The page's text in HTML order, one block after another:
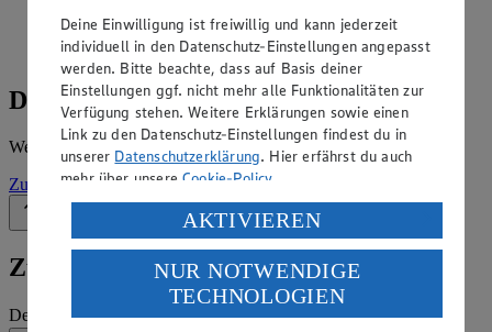
Details zum Markt
Weitere Informationen – alles auf einem Blick.
Zur Marktseite
Zum Newsletter anmelden
Deine E-Mail-Adresse (Pflichtfeld)
Deine Einwilligung ist freiwillig und kann jederzeit
individuell in den Datenschutz-Einstellungen angepasst
werden. Bitte beachte, dass auf Basis deiner
Einstellungen ggf. nicht mehr alle Funktionalitäten zur
Verfügung stehen. Weitere Erklärungen sowie einen
Link zu den Datenschutz-Einstellungen findest du in
unserer Datenschutzerklärung. Hier erfährst du auch
mehr über unsereCookie-Policy.
Verarbeitung deiner personenbezogenen Daten in den
USA durch Facebook und YouTube:
Wenn du auf „Aktivieren“ klickst, willigst du im Sinne
des Art. 49 Abs. 1 Satz 1 lit. a) DSGVO ein, dass deine
Daten in den USA verarbeitet werden. Der EuGH sieht
AKTIVIEREN
NUR NOTWENDIGE
TECHNOLOGIEN